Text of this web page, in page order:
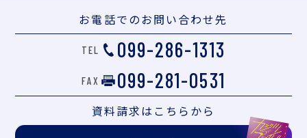
お電話でのお問い合わせ先
TEL 099-286-1313
FAX 099-281-0531
資料請求は こちらから